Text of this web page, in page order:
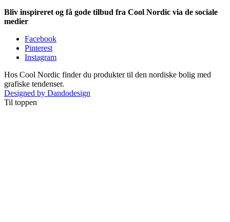
Bliv inspireret og få gode tilbud fra Cool Nordic via de sociale
medier
Facebook
Pinterest
Instagram
Hos Cool Nordic finder du produkter til den nordiske bolig med
grafiske tendenser.
Designed by Dandodesign
Til toppen